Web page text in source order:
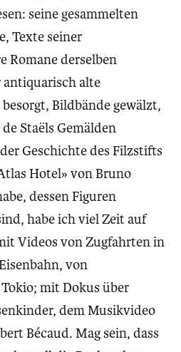
seine gesammelten
Texte seiner
Romane derselben
alte
Bildbände gewälzt,
Staëls Gemälden
Geschichte des Filzstifts
Hotel» von Bruno
dessen Figuren
habe ich viel Zeit auf
Videos von Zugfahrten in
von
mit Dokus über
dem Musikvideo
Bécaud. Mag sein, dass